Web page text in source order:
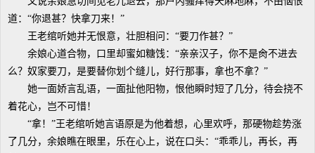
道：“你退甚？快拿刀来！”
王老绾听她并无恨意，壮胆相问：“要刀作甚？”
余娘心道合物，口里却蜜如糖饯：“亲亲汉子，你不是肏不进去
么？奴家要刀，是要替你划个缝儿，好行那事，拿也不拿？”
她一面娇言乱语，一面扯他阳物，恨他瞬时短了几分，待会挠不
着花心，岂不可惜！
“拿！”王老绾听她言语原是为他着想，心里欢呼，那硬物趁势涨
了几分，余娘瞧在眼里，乐在心上，说在口头：“乖乖儿，再长，再